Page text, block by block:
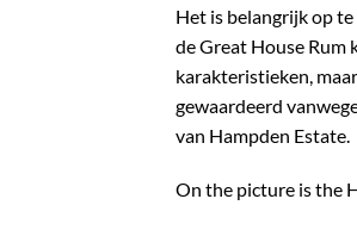
Het is belangrijk op
de Great House Rum
karakteristieken,
gewaardeerd
van Hampden Estate.
On the picture is the